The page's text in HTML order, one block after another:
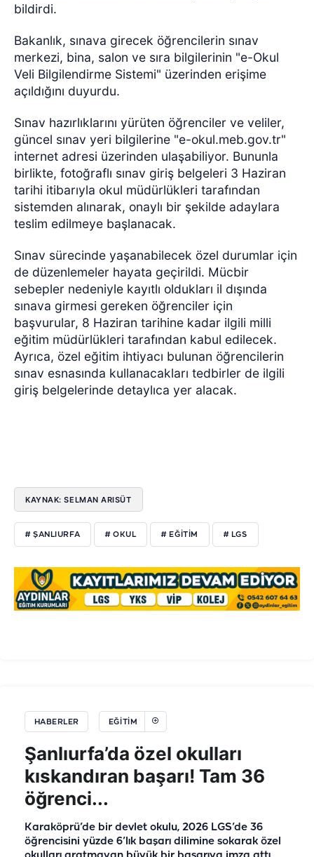
bildirdi.
Bakanlık, sınava girecek öğrencilerin sınav
merkezi, bina, salon ve sıra bilgilerinin "e-Okul
Veli Bilgilendirme Sistemi" üzerinden erişime
açıldığını duyurdu.
Sınav hazırlıklarını yürüten öğrenciler ve veliler,
güncel sınav yeri bilgilerine "e-okul.meb.gov.tr"
internet adresi üzerinden ulaşabiliyor. Bununla
birlikte, fotoğraflı sınav giriş belgeleri 3 Haziran
tarihi itibarıyla okul müdürlükleri tarafından
sistemden alınarak, onaylı bir şekilde adaylara
teslim edilmeye başlanacak.
Sınav sürecinde yaşanabilecek özel durumlar için
de düzenlemeler hayata geçirildi. Mücbir
sebepler nedeniyle kayıtlı oldukları il dışında
sınava girmesi gereken öğrenciler için
başvurular, 8 Haziran tarihine kadar ilgili milli
eğitim müdürlükleri tarafından kabul edilecek.
Ayrıca, özel eğitim ihtiyacı bulunan öğrencilerin
sınav esnasında kullanacakları tedbirler de ilgili
giriş belgelerinde detaylıca yer alacak.
KAYNAK: SELMAN ARISÜT
# ŞANLIURFA # OKUL # EĞITIM # LGS
HABERLER EĞITIM
Şanlıurfa’da özel okulları
kıskandıran başarı! Tam 36
öğrenci...
Karaköprü’de bir devlet okulu, 2026 LGS’de 36
öğrencisini yüzde 6’lık başarı dilimine sokarak özel